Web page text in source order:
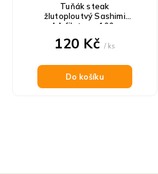
Tuňák steak
žlutoploutvý Sashimi
AA filet cca 100g
120 Kč / ks
Do košíku